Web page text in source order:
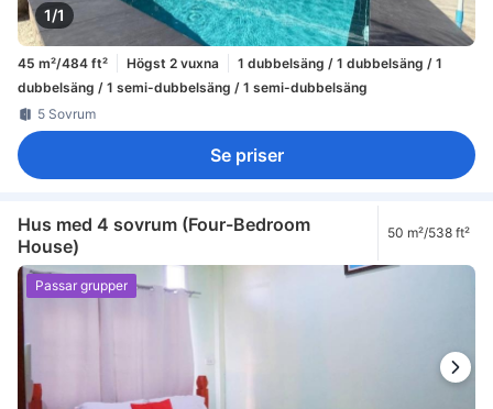
1/1
45 m²/484 ft² Högst 2 vuxna
1 dubbelsäng / 1 dubbelsäng / 1
dubbelsäng / 1 semi-dubbelsäng / 1 semi-dubbelsäng
5 Sovrum
Se priser
Hus med 4 sovrum (Four-Bedroom
House)
50 m²/538 ft²
Passar grupper